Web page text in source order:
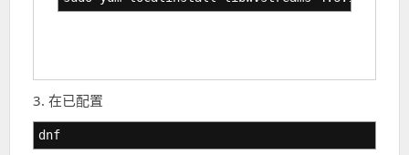
3. 在已配置
dnf